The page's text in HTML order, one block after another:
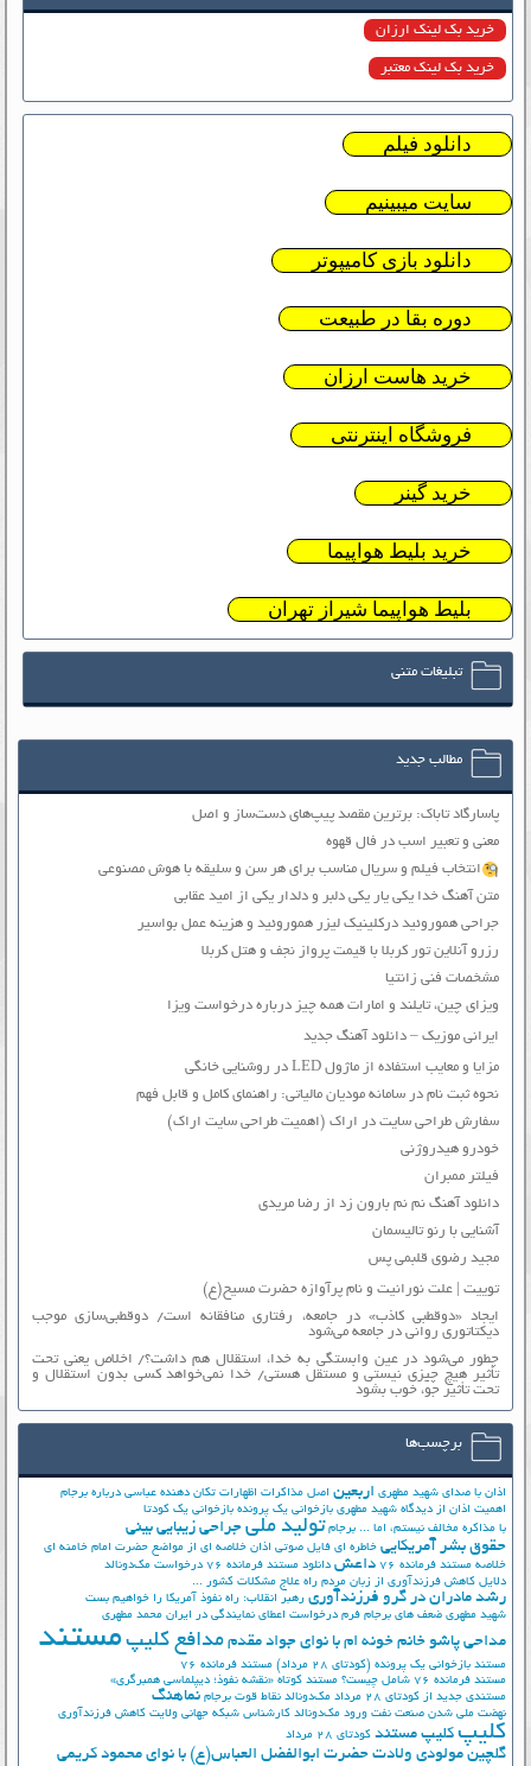
خرید بک لینک ارزان
خرید بک لینک معتبر
دانلود فیلم
سایت میبینیم
دانلود بازی کامیپوتر
دوره بقا در طبیعت
خرید هاست ارزان
فروشگاه اینترنتی
خرید گینر
خرید بلیط هواپیما
بلیط هواپیما شیراز تهران
تبلیغات متنی
مطالب جدید
پاسارگاد تاباک: برترین مقصد پیپ‌های دست‌ساز و اصل
معنی و تعبیر اسب در فال قهوه
انتخاب فیلم و سریال مناسب برای هر سن و سلیقه با هوش مصنوعی
متن آهنگ خدا یکی یار یکی دلبر و دلدار یکی از امید عقابی
جراحی هموروئید درکلینیک لیزر هموروئید و هزینه عمل بواسیر
رزرو آنلاین تور کربلا با قیمت پرواز نجف و هتل کربلا
مشخصات فنی زانتیا
ویزای چین، تایلند و امارات همه چیز درباره درخواست ویزا
ایرانی موزیک – دانلود آهنگ جدید
مزایا و معایب استفاده از ماژول LED در روشنایی خانگی
نحوه ثبت نام در سامانه مودیان مالیاتی: راهنمای کامل و قابل فهم
سفارش طراحی سایت در اراک (اهمیت طراحی سایت اراک)
خودرو هیدروژنی
فیلتر ممبران
دانلود آهنگ نم نم بارون زد از رضا مریدی
آشنایی با رنو تالیسمان
مجید رضوی قلبمی پس
توییت | علت نورانیت و نام پرآوازه حضرت مسیح(ع)
ایجاد «دوقطبی کاذب» در جامعه، رفتاری منافقانه است/ دوقطبی‌سازی موجب
دیکتاتوری روانی در جامعه می‌شود
چطور می‌شود در عین وابستگی به خدا، استقلال هم داشت؟/ اخلاص یعنی تحت
تأثیر هیچ چیزی نیستی و مستقل هستی/ خدا نمی‌خواهد کسی بدون استقلال و
تحت تأثیر جوّ، خوب بشود
برچسب‌ها
اذان با صدای شهید مطهری اربعین اصل مذاکرات اظهارات تکان دهنده عباسی درباره برجام
اهمیت اذان از دیدگاه شهید مطهری بازخوانی یک پرونده بازخوانی یک کودتا
با مذاکره مخالف نیستم، اما ... برجام تولید ملی جراحی زیبایی بینی
حقوق بشر آمریکایی خاطره ای فایل صوتی اذان خلاصه ای از مواضع حضرت امام خامنه ای
خلاصه مستند فرمانده 76
داعش دانلود مستند فرمانده 76
درخواست مک‌دونالد
دلایل کاهش فرزندآوری از زبان مردم راه علاج مشکلات کشور ...
رشد مادران در گرو فرزندآوری رهبر انقلاب: راه نفوذ آمریکا را خواهیم بست
شهید مطهری ضعف های برجام فرم درخواست اعطای نمایندگی در ایران محمد مطهری
مداحی پاشو خانم خونه ام با نوای جواد مقدم مدافع کلیپ مستند
مستند بازخوانی یک پرونده (کودتای 28 مرداد)
مستند فرمانده 76
مستند فرمانده 76 شامل چیست؟
مستند کوتاه «نقشه نفوذ؛ دیپلماسی همبرگری»
مستندی جدید از کودتای 28 مرداد
مک‌دونالد نقاط قوت برجام نماهنگ
نهضت ملي شدن صنعت نفت ورود مک‌دونالد کارشناس شبکه جهانی ولایت کاهش فرزندآوری
کلیپ کلیپ مستند کودتای 28 مرداد
گلچین مولودی ولادت حضرت ابوالفضل العباس(ع) با نوای محمود کریمی